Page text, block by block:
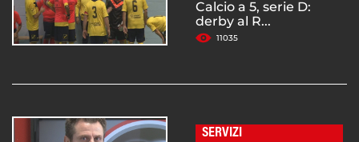
Calcio a 5, serie D:
derby al R...
11035
SERVIZI